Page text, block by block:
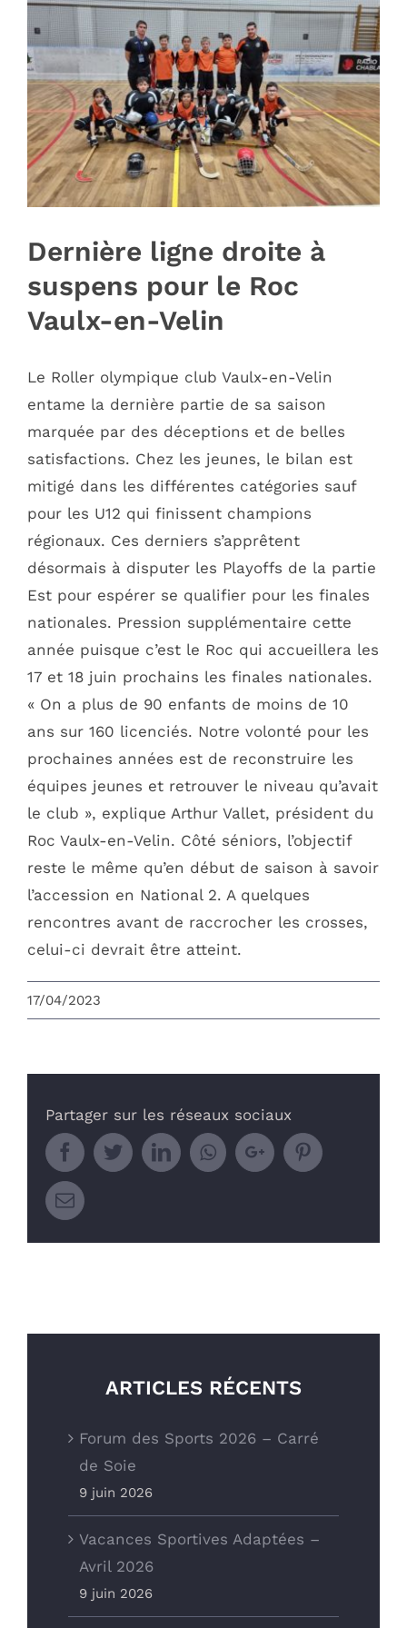
Image
Dernière ligne droite à
suspens pour le Roc
Vaulx-en-Velin
Le Roller olympique club Vaulx-en-Velin
entame la dernière partie de sa saison
marquée par des déceptions et de belles
satisfactions. Chez les jeunes, le bilan est
mitigé dans les différentes catégories sauf
pour les U12 qui finissent champions
régionaux. Ces derniers s’apprêtent
désormais à disputer les Playoffs de la partie
Est pour espérer se qualifier pour les finales
nationales. Pression supplémentaire cette
année puisque c’est le Roc qui accueillera les
17 et 18 juin prochains les finales nationales.
« On a plus de 90 enfants de moins de 10
ans sur 160 licenciés. Notre volonté pour les
prochaines années est de reconstruire les
équipes jeunes et retrouver le niveau qu’avait
le club », explique Arthur Vallet, président du
Roc Vaulx-en-Velin. Côté séniors, l’objectif
reste le même qu’en début de saison à savoir
l’accession en National 2. A quelques
rencontres avant de raccrocher les crosses,
celui-ci devrait être atteint.
17/04/2023
Partager sur les réseaux sociaux
FacebookTwitterLinkedInWhatsappGoogle+Pinterest
Email
ARTICLES RÉCENTS
Forum des Sports 2026 – Carré
de Soie
9 juin 2026
Vacances Sportives Adaptées –
Avril 2026
9 juin 2026
OMS VAULX-EN-VELIN
L’office Municipal des Sports de Vaulx-en-
des associations, des clubs sportifs de Vaulx-
en-Velin et de leurs adhérents.
N° d’agrément Jeunesse et Sports : 69.86.432
Nous écrire
Office Municipal des Sports
de Vaulx-en-Velin